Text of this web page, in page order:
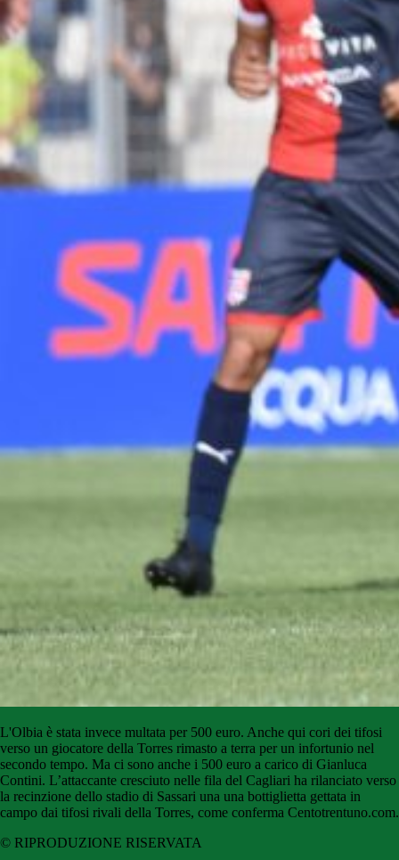
L'Olbia è stata invece multata per 500 euro. Anche qui cori dei tifosi
verso un giocatore della Torres rimasto a terra per un infortunio nel
secondo tempo. Ma ci sono anche i 500 euro a carico di Gianluca
Contini. L’attaccante cresciuto nelle fila del Cagliari ha rilanciato verso
la recinzione dello stadio di Sassari una una bottiglietta gettata in
campo dai tifosi rivali della Torres, come conferma Centotrentuno.com.
© RIPRODUZIONE RISERVATA